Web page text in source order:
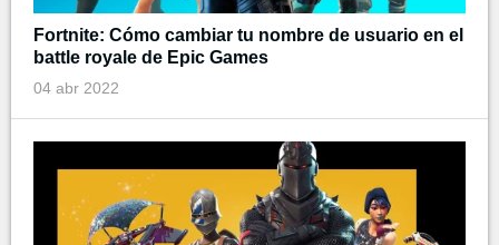
Fortnite: Cómo cambiar tu nombre de usuario en el
battle royale de Epic Games
04 abr 2022